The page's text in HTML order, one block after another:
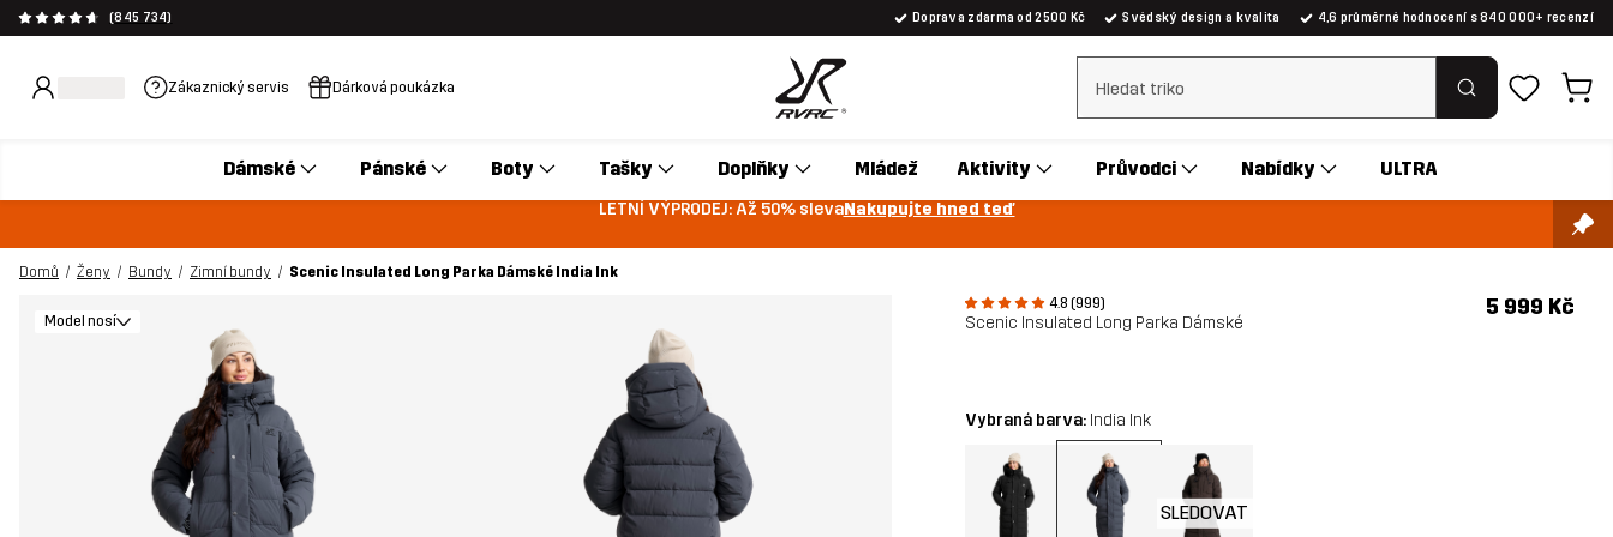
(845 734) Doprava zdarma od 2500 Kč Švédský design a kvalita 4,6 průměrné hodnocení s 840 000+ recenzí
Zákaznický servis Dárková poukázka Vymazat vyhledávání
Dámské Pánské Boty Tašky Doplňky Mládež Aktivity Průvodci Nabídky ULTRA
LETNÍ VÝPRODEJ: Až 50% slevaNakupujte hned teď
Domů Ženy Bundy Zimní bundy
Scenic Insulated Long Parka Dámské India Ink
4.8 (999)
Scenic Insulated Long Parka Dámské
5 999 Kč
Model nosí
Vybraná barva: India Ink
SLEDOVAT